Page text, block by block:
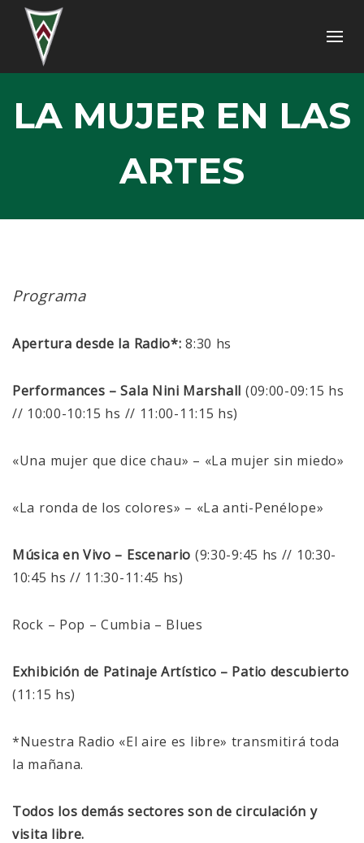
LA MUJER EN LAS
ARTES
Programa
Apertura desde la Radio*: 8:30 hs
Performances – Sala Nini Marshall (09:00-09:15 hs
// 10:00-10:15 hs // 11:00-11:15 hs)
«Una mujer que dice chau» – «La mujer sin miedo»
«La ronda de los colores» – «La anti-Penélope»
Música en Vivo – Escenario (9:30-9:45 hs // 10:30-
10:45 hs // 11:30-11:45 hs)
Rock – Pop – Cumbia – Blues
Exhibición de Patinaje Artístico – Patio descubierto
(11:15 hs)
*Nuestra Radio «El aire es libre» transmitirá toda
la mañana.
Todos los demás sectores son de circulación y
visita libre.